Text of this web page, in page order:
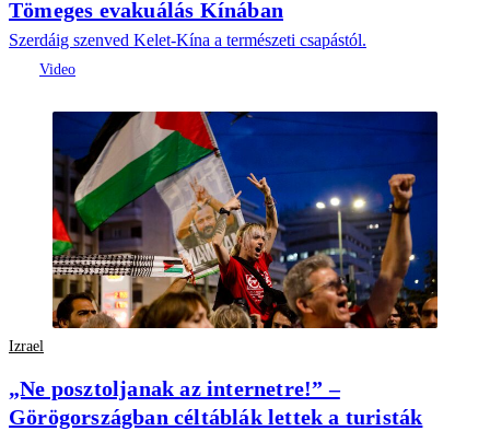
Tömeges evakuálás Kínában
Szerdáig szenved Kelet-Kína a természeti csapástól.
Izrael
„Ne posztoljanak az internetre!” –
Görögországban céltáblák lettek a turisták